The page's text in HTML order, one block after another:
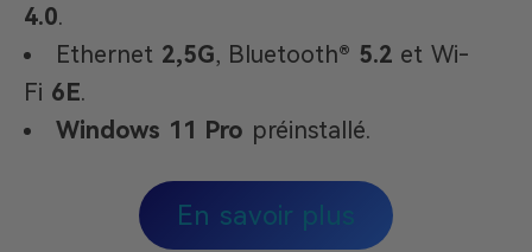
4.0.
Ethernet 2,5G, Bluetooth® 5.2 et Wi-
Fi 6E.
Windows 11 Pro préinstallé.
En savoir plus